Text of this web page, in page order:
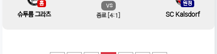
홈
슈투름 그라츠
VS
종료 [4:1]
원정
SC Kalsdorf